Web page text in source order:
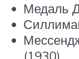
Медаль
(1930)